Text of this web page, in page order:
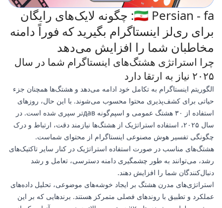
🇮🇷 Persian - fa: چگونه لایک‌های رایگان
برای ری‌لز اینستاگرام بگیرید که فوراً دامنه
مخاطبان شما را افزایش می‌دهد
چرا استراتژی هشتگ‌های اینستاگرام شما در سال
۲۰۲۵ نیاز به ارتقا دارد
الگوریتم اینستاگرام به تکامل خود ادامه می‌دهد و هشتگ‌ها همچنان جزء
حیاتی برای کشف‌پذیری محتوا محسوب می‌شوند. با این حال، روزهای
استفاده از ۳۰ هشتگ عمومی و اسپم‌گونه давتر سپری شده است. در
سال ۲۰۲۵، استفاده استراتژیک از هشتگ‌ها نیازمند دقت، ارتباط و درک
چگونگی تفسیر هوش مصنوعی اینستاگرام از محتوای شماست.
هشتگ‌های مناسب در صورت استفاده استراتژیک در کنار سایر تاکتیک‌های
رشد، می‌توانند به طور چشمگیری دامنه دسترسی، تعامل و رشد
دنبال‌کنندگان شما را افزایش دهند.
استراتژی‌های مدرن هشتگ بر ایجاد خوشه‌های موضوعی، تحلیل داده‌های
عملکرد و تطبیق با روندهای فصلی متمرکز هستند. برندهایی که بر این